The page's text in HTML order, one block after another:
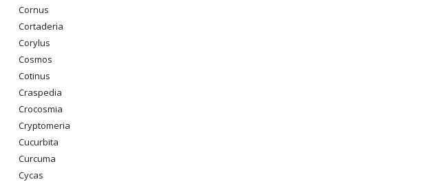
Cornus
Cortaderia
Corylus
Cosmos
Cotinus
Craspedia
Crocosmia
Cryptomeria
Cucurbita
Curcuma
Cycas